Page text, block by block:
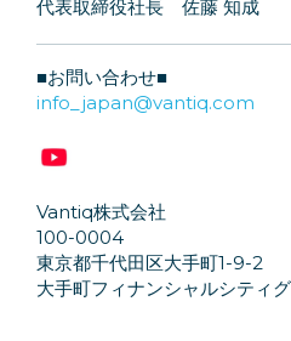
代表取締役社長 佐藤 知成
■お問い合わせ■
info_japan@vantiq.com
Vantiq株式会社
100-0004
東京都千代田区大手町1-9-2
大手町フィナンシャルシティ